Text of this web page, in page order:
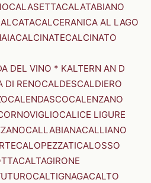
CALASETTACALATABIANO
CALCERANICA AL LAGO
CALCINATECALCINATO
DEL VINO * KALTERN AN D
DI RENOCALDESCALDIERO
CALENDASCOCALENZANO
CALICE LIGURE
CALLABIANACALLIANO
CALOPEZZATICALOSSO
CALTAGIRONE
CALTIGNAGACALTO